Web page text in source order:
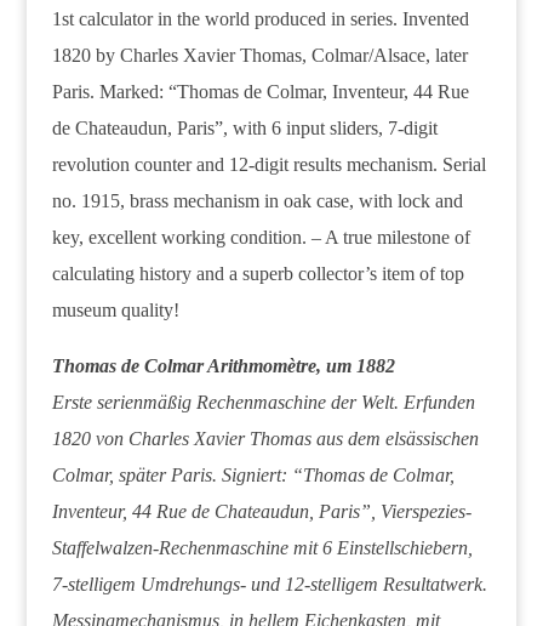
1st calculator in the world produced in series. Invented
1820 by Charles Xavier Thomas, Colmar/Alsace, later
Paris. Marked: “Thomas de Colmar, Inventeur, 44 Rue
de Chateaudun, Paris”, with 6 input sliders, 7-digit
revolution counter and 12-digit results mechanism. Serial
no. 1915, brass mechanism in oak case, with lock and
key, excellent working condition. – A true milestone of
calculating history and a superb collector’s item of top
museum quality!
Thomas de Colmar Arithmomètre, um 1882
Erste serienmäßig Rechenmaschine der Welt. Erfunden
1820 von Charles Xavier Thomas aus dem elsässischen
Colmar, später Paris. Signiert: “Thomas de Colmar,
Inventeur, 44 Rue de Chateaudun, Paris”, Vierspezies-
Staffelwalzen-Rechenmaschine mit 6 Einstellschiebern,
7-stelligem Umdrehungs- und 12-stelligem Resultatwerk.
Messingmechanismus, in hellem Eichenkasten, mit